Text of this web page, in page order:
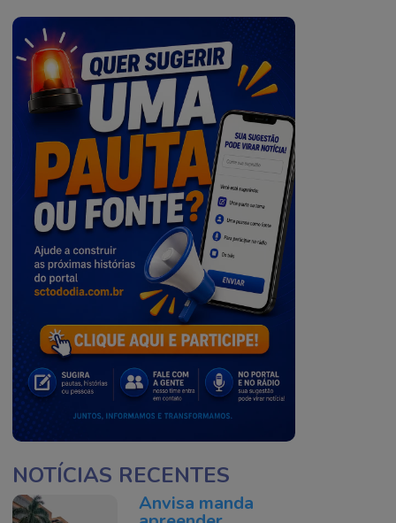
NOTÍCIAS RECENTES
Anvisa manda